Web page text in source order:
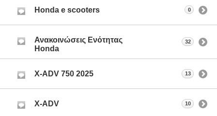
Honda e scooters 0
Ανακοινώσεις Ενότητας
Honda
32
X-ADV 750 2025 13
X-ADV 10